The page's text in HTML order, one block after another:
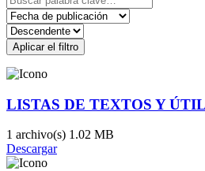
Aplicar el filtro
LISTAS DE TEXTOS Y
1 archivo(s) 1.02 MB
Descargar